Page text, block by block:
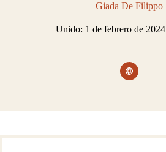
Giada De Filippo
Unido: 1 de febrero de 2024